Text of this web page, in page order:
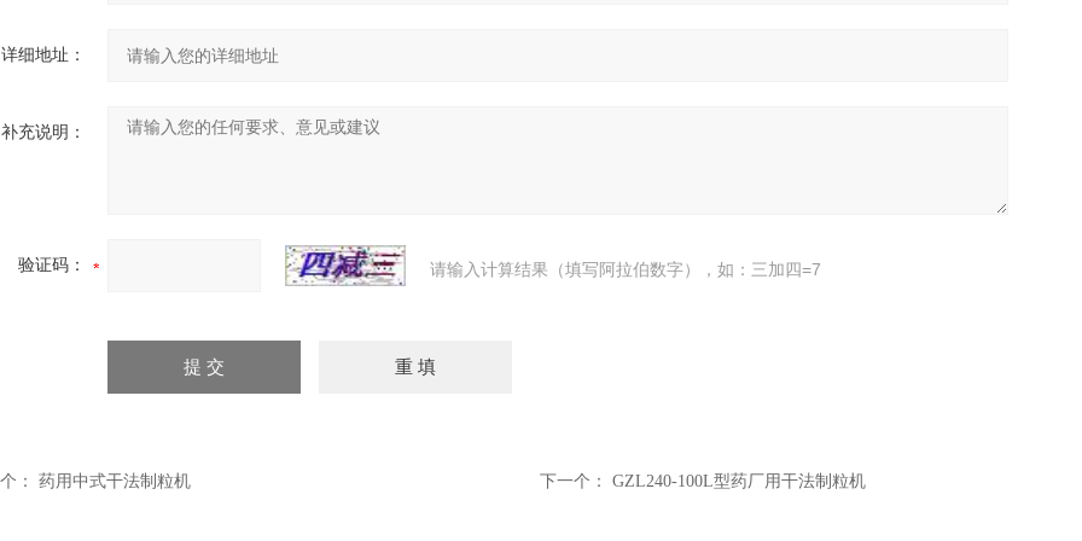
详细地址：
补充说明：
验证码： 请输入计算结果（填写阿拉伯数字），如：三加四=7
： 药用中式干法制粒机 下一个： GZL240-100L型药厂用干法制粒机